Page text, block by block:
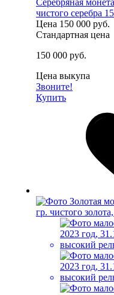
чистого серебра
Цена 150 000 руб.
Стандартная цена
150 000 руб.
Цена выкупа
Звоните!
Купить